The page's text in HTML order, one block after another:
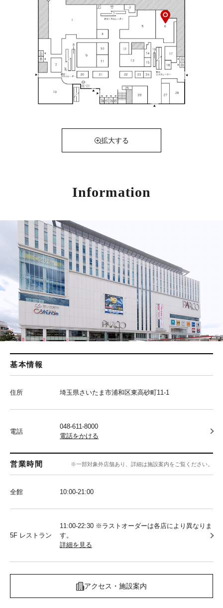
拡大する
Information
基本情報
住所 埼玉県さいたま市浦和区東高砂町11-1
電話
048-611-8000
電話をかける
営業時間 ※一部対象外店舗あり、詳細は施設案内をご覧ください。
全館 10:00‐21:00
5F レストラン
11:00-22:30 ※ラストオーダーは各店により異なりま
す。
詳細を見る
アクセス・施設案内